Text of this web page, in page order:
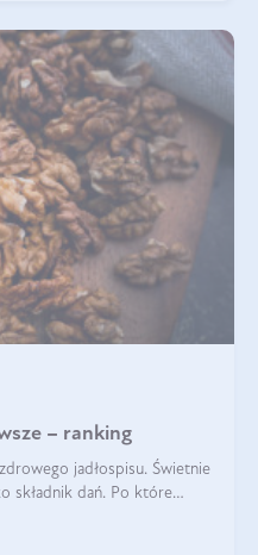
– ranking
jadłospisu. Świetnie
składnik dań. Po które